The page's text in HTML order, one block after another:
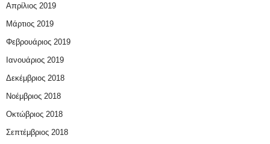
Απρίλιος 2019
Μάρτιος 2019
Φεβρουάριος 2019
Ιανουάριος 2019
Δεκέμβριος 2018
Νοέμβριος 2018
Οκτώβριος 2018
Σεπτέμβριος 2018